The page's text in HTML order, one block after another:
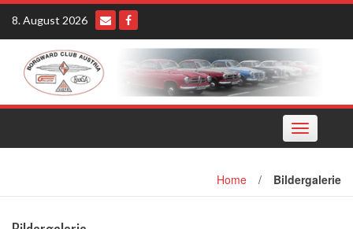
Skip
content
8. August 2026
Toggle
navigation
Home / Bildergalerie